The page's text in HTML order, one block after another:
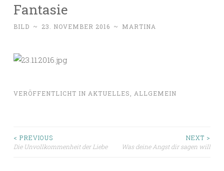
Fantasie
BILD ~ 23. NOVEMBER 2016 ~ MARTINA
VERÖFFENTLICHT IN AKTUELLES ALLGEMEIN
Beitragsnavigation
< PREVIOUS
Die Unvollkommenheit der Liebe
NEXT >
Was deine Angst dir sagen will